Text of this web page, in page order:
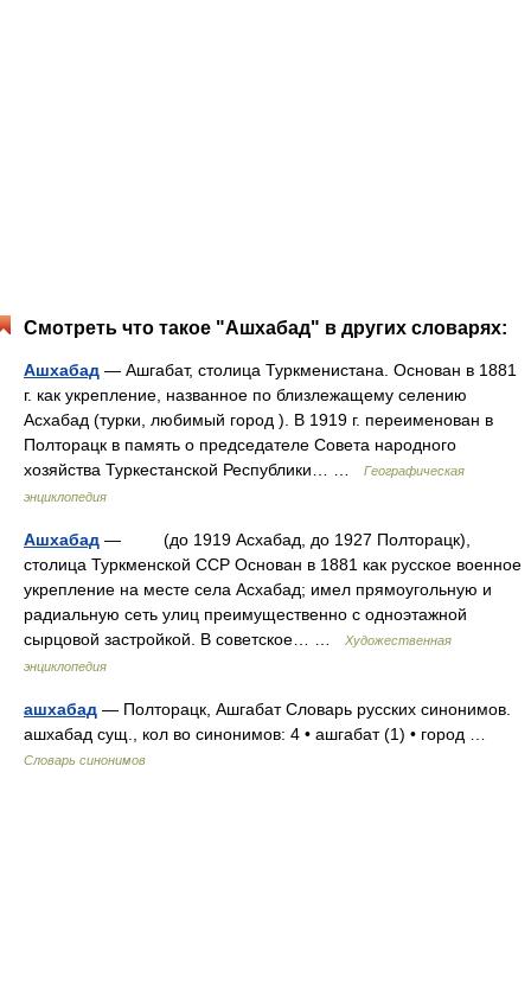
Смотреть что такое "Ашхабад" в других словарях:
Ашхабад — Ашгабат, столица Туркменистана. Основан в 1881
г. как укрепление, названное по близлежащему селению
Асхабад (турки, любимый город ). В 1919 г. переименован в
Полторацк в память о председателе Совета народного
хозяйства Туркестанской Республики… …
Географическая
энциклопедия
Ашхабад — (до 1919 Асхабад, до 1927 Полторацк),
столица Туркменской ССР Основан в 1881 как русское военное
укрепление на месте села Асхабад; имел прямоугольную и
радиальную сеть улиц преимущественно с одноэтажной
сырцовой застройкой. В советское… …
Художественная
энциклопедия
ашхабад — Полторацк, Ашгабат Словарь русских синонимов.
ашхабад сущ., кол во синонимов: 4 • ашгабат (1) • город …
Словарь синонимов